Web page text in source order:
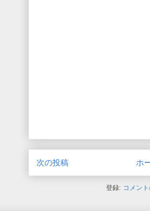
次の投稿 ホ
登録: コメン